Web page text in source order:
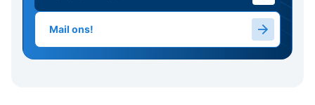
Mail ons!